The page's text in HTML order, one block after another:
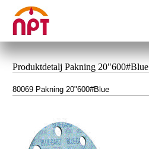
Produktdetalj Pakning 20"600#Blue
80069 Pakning 20"600#Blue